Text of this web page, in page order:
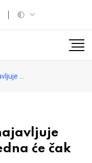
i premijerka
će čak